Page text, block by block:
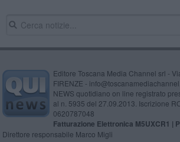
Editore Toscana Media Channel srl -
FIRENZE -
NEWS quotidiano on line registrato
al n. 5935 del 27.09.2013. Iscrizione
0620787048
Fatturazione Elettronica M5UXCR1 |
Direttore responsabile Marco Migli